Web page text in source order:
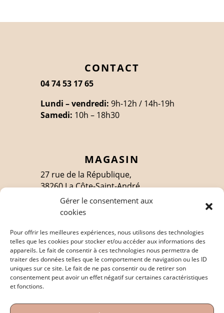
Gérer le consentement aux
cookies
Pour offrir les meilleures expériences, nous utilisons des technologies
telles que les cookies pour stocker et/ou accéder aux informations des
appareils. Le fait de consentir à ces technologies nous permettra de
traiter des données telles que le comportement de navigation ou les ID
uniques sur ce site. Le fait de ne pas consentir ou de retirer son
consentement peut avoir un effet négatif sur certaines caractéristiques
et fonctions.
CONTACT
04 74 53 17 65
Lundi – vendredi: 9h-12h / 14h-19h
Samedi: 10h – 18h30
MAGASIN
27 rue de la République,
38260 La Côte-Saint-André
SUIVEZ-MOI
EN SAVOIR PLUS
Mentions légales